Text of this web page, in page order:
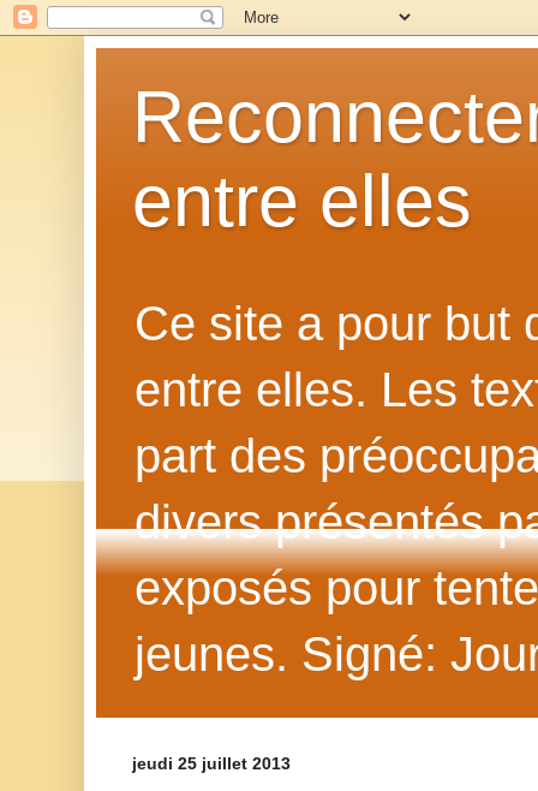
entre elles
Ce site a pour but
entre elles. Les
part des
divers présentés
exposés pour
jeunes. Signé:
jeudi 25 juillet 2013